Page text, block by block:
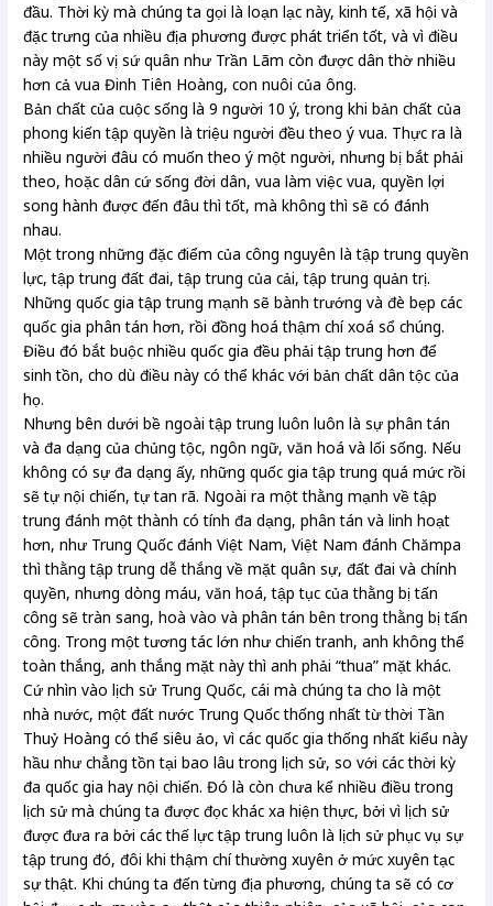
đầu. Thời kỳ mà chúng ta gọi là loạn lạc này, kinh tế, xã hội và
đặc trưng của nhiều địa phương được phát triển tốt, và vì điều
này một số vị sứ quân như Trần Lãm còn được dân thờ nhiều
hơn cả vua Đinh Tiên Hoàng, con nuôi của ông.
Bản chất của cuộc sống là 9 người 10 ý, trong khi bản chất của
phong kiến tập quyền là triệu người đều theo ý vua. Thực ra là
nhiều người đâu có muốn theo ý một người, nhưng bị bắt phải
theo, hoặc dân cứ sống đời dân, vua làm việc vua, quyền lợi
song hành được đến đâu thì tốt, mà không thì sẽ có đánh
nhau.
Một trong những đặc điểm của công nguyên là tập trung quyền
lực, tập trung đất đai, tập trung của cải, tập trung quản trị.
Những quốc gia tập trung mạnh sẽ bành trướng và đè bẹp các
quốc gia phân tán hơn, rồi đồng hoá thậm chí xoá sổ chúng.
Điều đó bắt buộc nhiều quốc gia đều phải tập trung hơn để
sinh tồn, cho dù điều này có thể khác với bản chất dân tộc của
họ.
Nhưng bên dưới bề ngoài tập trung luôn luôn là sự phân tán
và đa dạng của chủng tộc, ngôn ngữ, văn hoá và lối sống. Nếu
không có sự đa dạng ấy, những quốc gia tập trung quá mức rồi
sẽ tự nội chiến, tự tan rã. Ngoài ra một thằng mạnh về tập
trung đánh một thành có tính đa dạng, phân tán và linh hoạt
hơn, như Trung Quốc đánh Việt Nam, Việt Nam đánh Chămpa
thì thằng tập trung dễ thắng về mặt quân sự, đất đai và chính
quyền, nhưng dòng máu, văn hoá, tập tục của thằng bị tấn
công sẽ tràn sang, hoà vào và phân tán bên trong thằng bị tấn
công. Trong một tương tác lớn như chiến tranh, anh không thể
toàn thắng, anh thắng mặt này thì anh phải “thua” mặt khác.
Cứ nhìn vào lịch sử Trung Quốc, cái mà chúng ta cho là một
nhà nước, một đất nước Trung Quốc thống nhất từ thời Tần
Thuỷ Hoàng có thể siêu ảo, vì các quốc gia thống nhất kiểu này
hầu như chẳng tồn tại bao lâu trong lịch sử, so với các thời kỳ
đa quốc gia hay nội chiến. Đó là còn chưa kể nhiều điều trong
lịch sử mà chúng ta được đọc khác xa hiện thực, bởi vì lịch sử
được đưa ra bởi các thế lực tập trung luôn là lịch sử phục vụ sự
tập trung đó, đôi khi thậm chí thường xuyên ở mức xuyên tạc
sự thật. Khi chúng ta đến từng địa phương, chúng ta sẽ có cơ